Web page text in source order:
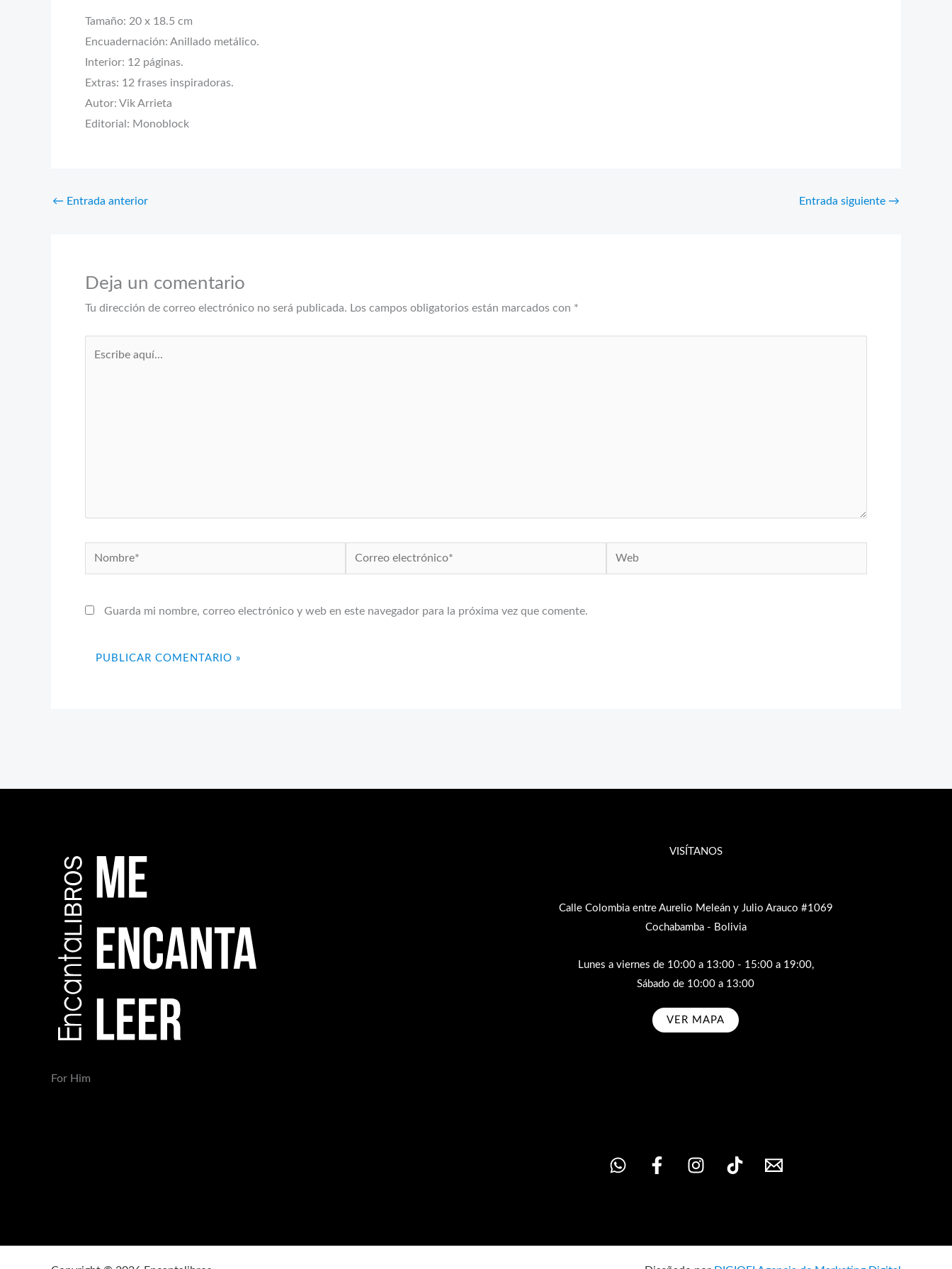
Tamaño: 20 x 18.5 cm
Encuadernación: Anillado metálico.
Interior: 12 páginas.
Extras: 12 frases inspiradoras.
Autor: Vik Arrieta
Editorial: Monoblock
← Entrada anterior Entrada siguiente →
Deja un comentario
Tu dirección de correo electrónico no será publicada. Los campos obligatorios están marcados con *
Nombre*
Correo
electrónico*
Web
Guarda mi nombre, correo electrónico y web en este navegador para la próxima vez que comente.
For Him
VISÍTANOS
Calle Colombia entre Aurelio Meleán y Julio Arauco #1069
Cochabamba - Bolivia
Lunes a viernes de 10:00 a 13:00 - 15:00 a 19:00,
Sábado de 10:00 a 13:00
VER MAPA